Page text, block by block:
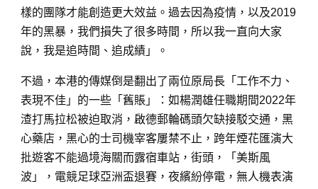
樣的團隊才能創造更大效益。過去因為疫情，以及2019
年的黑暴，我們損失了很多時間，所以我一直向大家
說，我是追時間、追成績」。
不過，本港的傳媒倒是翻出了兩位原局長「工作不力、
表現不佳」的一些「舊賬」：如楊潤雄任職期間2022年
渣打馬拉松被迫取消，啟德郵輪碼頭欠缺接駁交通 ，黑
心藥店 ，黑心的士司機宰客屢禁不止 ， 跨年煙花匯演大
批遊客不能過境海關而露宿車站 ，街頭 ，
「美斯風
波」
， 電競足球亞洲盃退賽 ，夜繽紛停電 ，無人機表演